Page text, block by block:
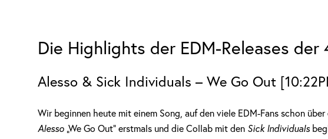
Die Highlights der EDM-Releases der
Alesso & Sick Individuals – We Go Out
Wir beginnen heute mit einem Song, auf den viele EDM-Fans schon
Alesso „We Go Out“ erstmals und die Collab mit den Sick Individuals